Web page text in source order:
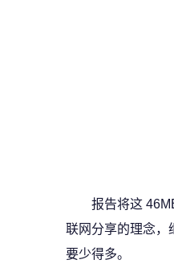
报告将这
联网分享的理念，
要少得多。